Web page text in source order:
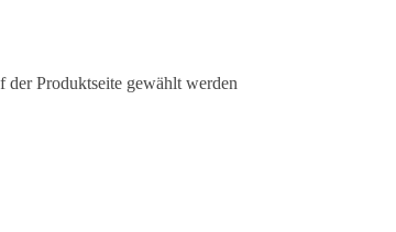
der Produktseite gewählt werden